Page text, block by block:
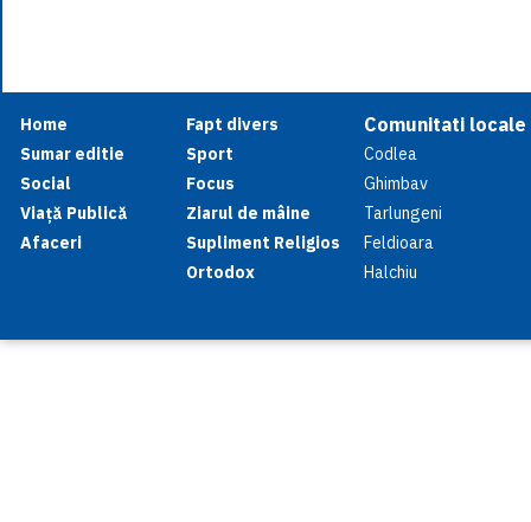
Home
Sumar editie
Social
Viață Publică
Afaceri
Fapt divers
Sport
Focus
Ziarul de mâine
Supliment Religios
Ortodox
Comunitati locale
Codlea
Ghimbav
Tarlungeni
Feldioara
Halchiu